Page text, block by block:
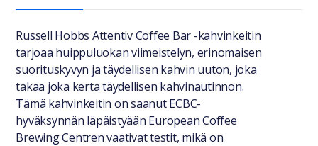
Yleiset tiedot
Russell Hobbs Attentiv Coffee Bar -kahvinkeitin
tarjoaa huippuluokan viimeistelyn, erinomaisen
suorituskyvyn ja täydellisen kahvin uuton, joka
takaa joka kerta täydellisen kahvinautinnon.
Tämä kahvinkeitin on saanut ECBC-
hyväksynnän läpäistyään European Coffee
Brewing Centren vaativat testit, mikä on